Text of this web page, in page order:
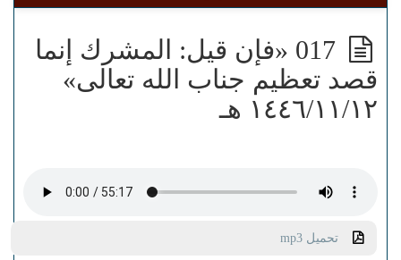
017 «فإن قيل: المشرك إنما
قصد تعظيم جناب الله تعالى»
١٤٤٦/١١/١٢ هـ
تحميل mp3